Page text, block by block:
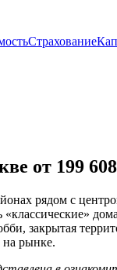
Страхование
от 199
рядом с
закрытая
на рынке.